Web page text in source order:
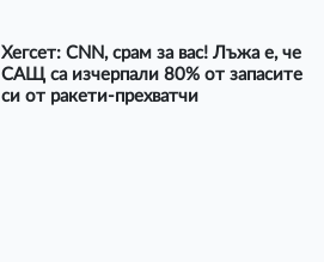
Хегсет: CNN, срам за вас! Лъжа е, че
САЩ са изчерпали 80% от запасите
си от ракети-прехватчи